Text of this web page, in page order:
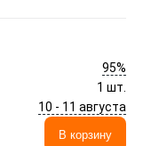
95%
1 шт.
10 - 11 августа
В корзину